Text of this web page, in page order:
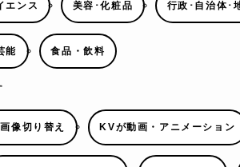
エンス 美容･化粧品 行政･自治体･
能 食品・飲料
像切り替え KVが動画・アニメーション